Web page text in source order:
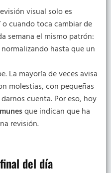
visual solo es
o cuando toca cambiar de
semana el mismo patrón:
hasta que un
La mayoría de veces avisa
molestias, con pequeñas
cuenta. Por eso, hoy
que indican que ha
revisión.
del día